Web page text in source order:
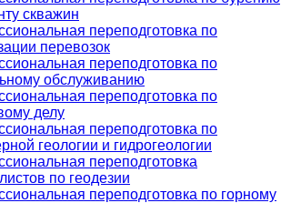
скважин
переподготовка по
перевозок
переподготовка по
обслуживанию
переподготовка по
делу
переподготовка по
геологии и гидрогеологии
переподготовка
по геодезии
переподготовка по горному